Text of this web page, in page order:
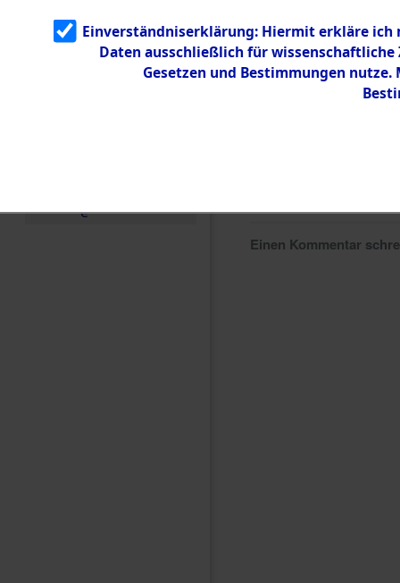
g
5.3.3
Todesmärsch
e
Einen Kommentar
Einverständniserklärung: Hiermit erkläre ich
Daten ausschließlich für
Gesetzen und Bestimmungen